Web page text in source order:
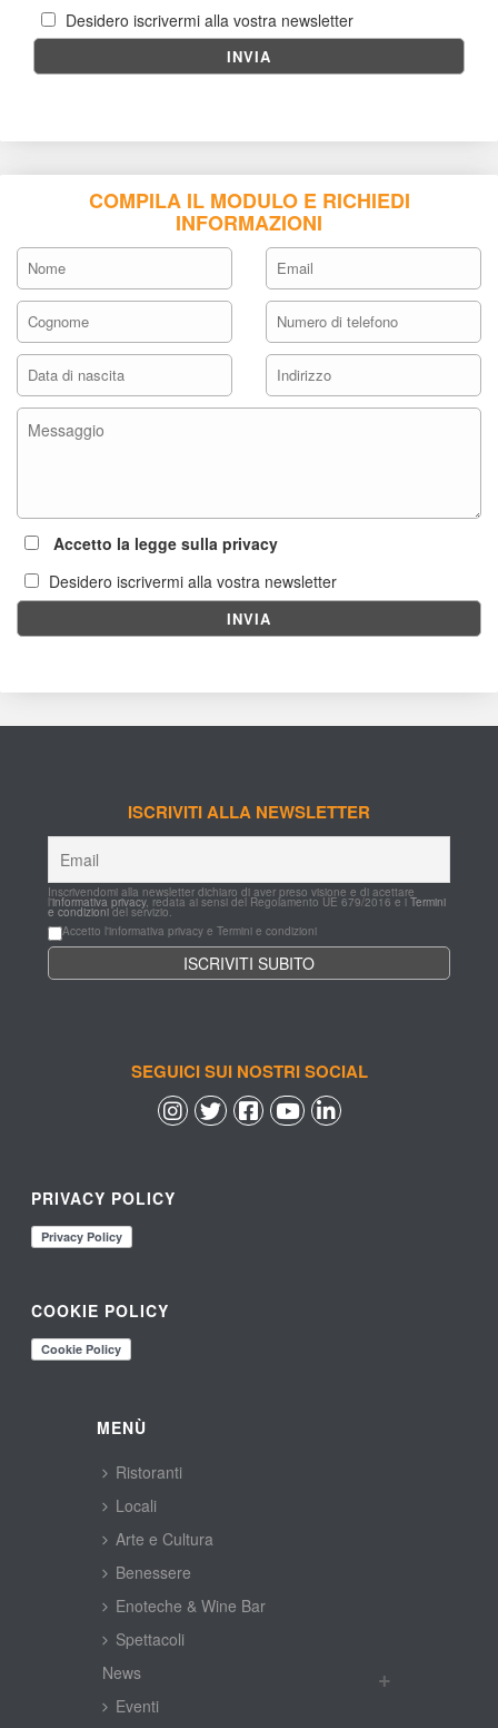
Desidero iscrivermi alla vostra newsletter
COMPILA IL MODULO E RICHIEDI
INFORMAZIONI
Accetto la legge sulla privacy
Desidero iscrivermi alla vostra newsletter
ISCRIVITI ALLA NEWSLETTER
Inscrivendomi alla newsletter dichiaro di aver preso visione e di acettare
l'informativa privacy, redata ai sensi del Regolamento UE 679/2016 e i Termini
e condizioni del servizio.
Accetto l'informativa privacy e Termini e condizioni
SEGUICI SUI NOSTRI SOCIAL
PRIVACY POLICY
COOKIE POLICY
MENÙ
Ristoranti
Locali
Arte e Cultura
Benessere
Enoteche & Wine Bar
Spettacoli
New
Eventi